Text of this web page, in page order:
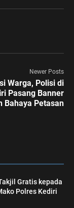
Newer Posts
Warga, Polisi di
Pasang Banner
Bahaya Petasan
Gratis kepada
Polres Kediri